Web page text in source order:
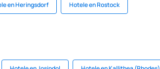
en Heringsdorf Hotele en Rostock